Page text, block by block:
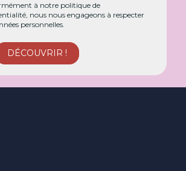
à notre politique de
nous nous engageons à respecter
personnelles.